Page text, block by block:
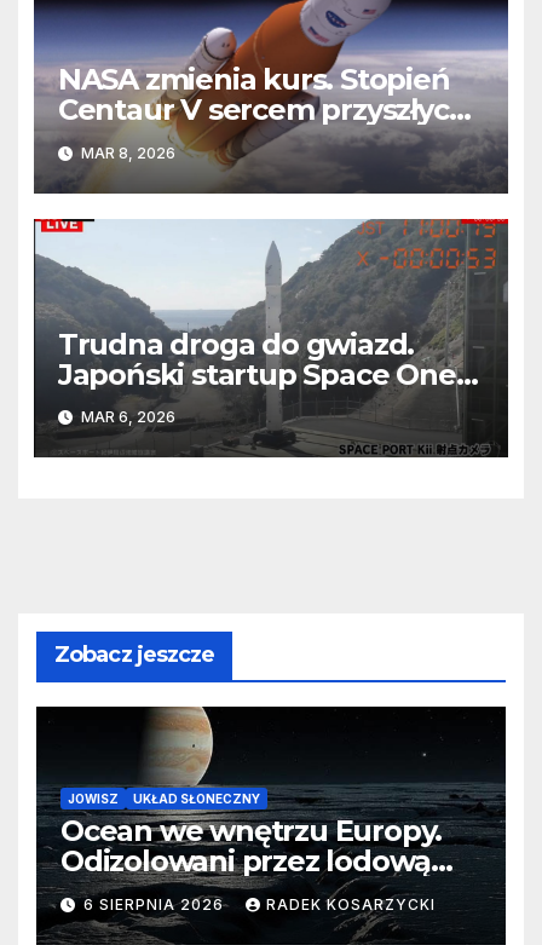
NASA zmienia kurs. Stopień
Centaur V sercem przyszłych
misji Artemis
MAR 8, 2026
Trudna droga do gwiazd.
Japoński startup Space One
po raz trzeci przegrał z
grawitacją
MAR 6, 2026
Zobacz jeszcze
JOWISZ UKŁAD SŁONECZNY
Ocean we wnętrzu Europy.
Odizolowani przez lodową
barierę
6 SIERPNIA 2026 RADEK KOSARZYCKI